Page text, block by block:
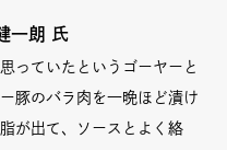
一朗 氏
っていたというゴーヤーと
豚のバラ肉を一晩ほど漬け
が出て、ソースとよく絡